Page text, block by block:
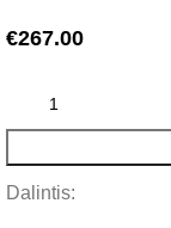
€267.00
Dalintis: